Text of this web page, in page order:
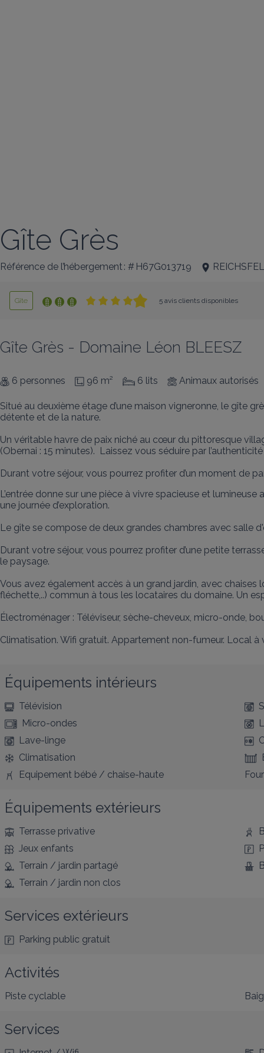
Gîte Grès
Référence de l’hébergement : # H67G013719
Gîte 5 avis clients disponibles
Gîte Grès - Domaine Léon BLEESZ
6 personnes 96 m² 6 lits Animaux autorisés
Situé au deuxième étage d’une maison vigneronne, le gîte
détente et de la nature.
Un véritable havre de paix niché au cœur du pittoresque
(Obernai : 15 minutes).  Laissez vous séduire par
Durant votre séjour, vous pourrez profiter d’un moment de
L’entrée donne sur une pièce à vivre spacieuse et
une journée d’exploration.
Le gîte se compose de deux grandes chambres avec salle
Durant votre séjour, vous pourrez profiter d’une petite
le paysage.
Vous avez également accès à un grand jardin, avec
fléchette,..) commun à tous les locataires du domaine. Un
Électroménager : Téléviseur, sèche-cheveux, micro-onde,
Climatisation. Wifi gratuit. Appartement non-fumeur. Local
Équipements intérieurs
Télévision
Micro-ondes
Lave-linge
Climatisation
Equipement bébé / chaise-haute
Four
Équipements extérieurs
Terrasse privative
Jeux enfants
Terrain / jardin partagé
Terrain / jardin non clos
Services extérieurs
Parking public gratuit
Activités
Piste cyclable
Services